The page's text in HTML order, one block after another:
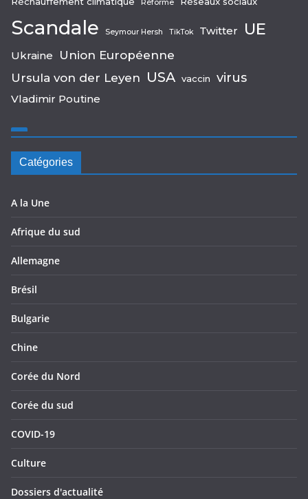
Réforme
Scandale Seymour Hersh TikTok Twitter UE
Ukraine
Union Européenne
Ursula von der Leyen USA vaccin virus
Vladimir Poutine
Catégories
A la Une
Afrique du sud
Allemagne
Brésil
Bulgarie
Chine
Corée du Nord
Corée du sud
COVID-19
Culture
Dossiers d'actualité